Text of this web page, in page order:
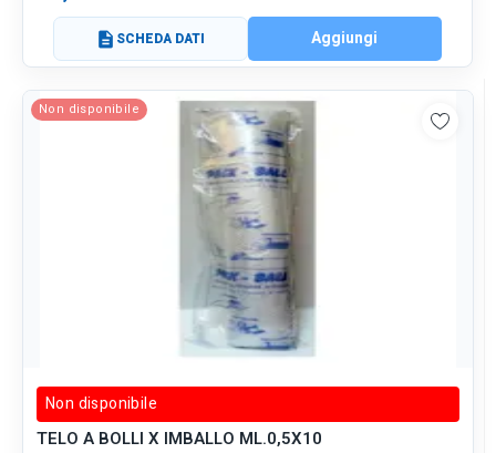
description SCHEDA DATI Aggiungi
Non disponibile
Non disponibile
TELO A BOLLI X IMBALLO ML.0,5X10